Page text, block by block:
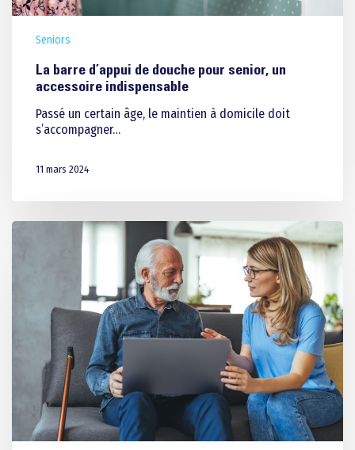
Seniors
La barre d’appui de douche pour senior, un
accessoire indispensable
Passé un certain âge, le maintien à domicile doit
s’accompagner…
11 mars 2024